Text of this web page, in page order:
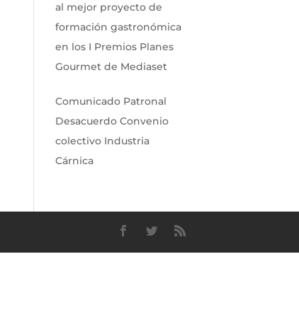
al mejor proyecto de
formación gastronómica
en los I Premios Planes
Gourmet de Mediaset
Comunicado Patronal
Desacuerdo Convenio
colectivo Industria
Cárnica